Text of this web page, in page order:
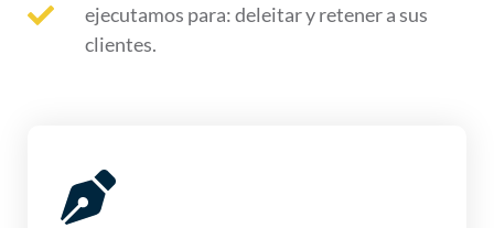
ejecutamos para: deleitar y retener a sus
clientes.